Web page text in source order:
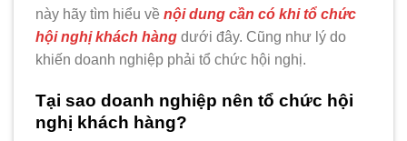
này hãy tìm hiểu về nội dung cần có khi tổ chức
hội nghị khách hàng dưới đây. Cũng như lý do
khiến doanh nghiệp phải tổ chức hội nghị.
Tại sao doanh nghiệp nên tổ chức hội
nghị khách hàng?